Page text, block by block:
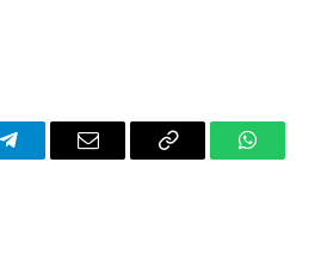
TelegramEmail
Copy